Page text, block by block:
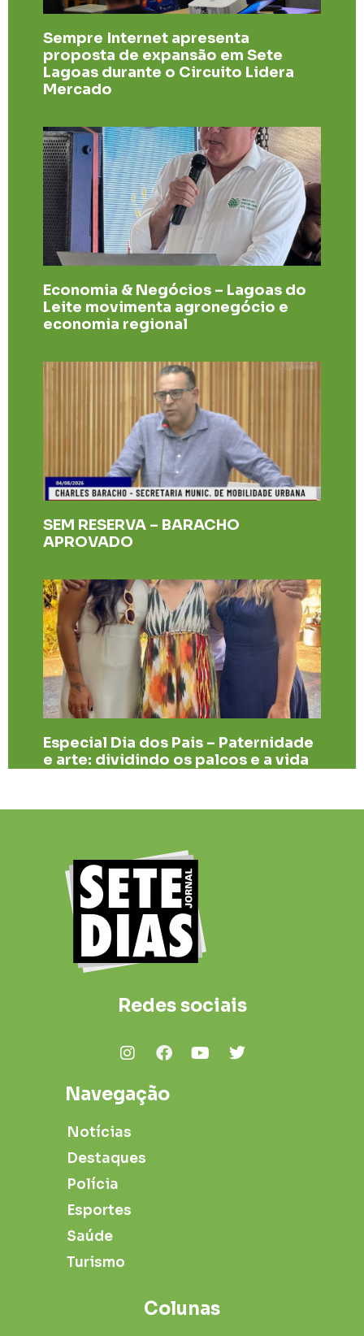
Sempre Internet apresenta
proposta de expansão em Sete
Lagoas durante o Circuito Lidera
Mercado
Economia & Negócios – Lagoas do
Leite movimenta agronegócio e
economia regional
SEM RESERVA – BARACHO
APROVADO
Especial Dia dos Pais – Paternidade
e arte: dividindo os palcos e a vida
Redes sociais
Navegação
Notícias
Destaques
Polícia
Esportes
Saúde
Turismo
Colunas